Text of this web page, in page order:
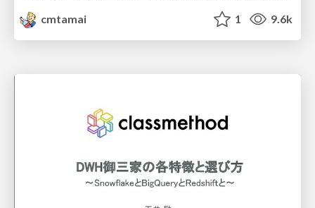
cmtamai
1 9.6k